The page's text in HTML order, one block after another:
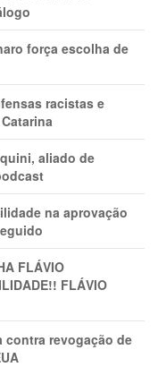
força escolha de
racistas e
aliado de
na aprovação
FLÁVIO
FLÁVIO
contra revogação de